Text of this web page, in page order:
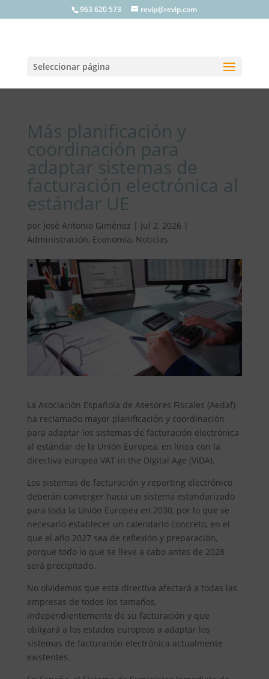
963 620 573 revip@revip.com
Seleccionar página
Más planificación y
coordinación para
adaptar sistemas de
facturación electrónica al
estándar UE
por José Antonio Giménez | Jul 2, 2026 |
Administración, Economía, Noticias
La Asociación Española de Asesores Fiscales (Aedaf)
ha reclamado mayor planificación y coordinación
para adaptar los sistemas de facturación electrónica
al estándar de la Unión Europea, en línea con la
directiva europea VAT in the Digital Age (ViDA).
Los sistemas de facturación y reporting electrónico
deberán converger hacia un sistema estandarizado
para toda la Unión Europea en 2030, por lo que ve
necesario establecer un calendario concreto, en el
que el año 2027 sea de reflexión y preparación,
porque todo lo que se lleve a cabo antes de 2028
será precipitado.
No olvidemos que esta directiva afectará a todas las
empresas de todos los tamaños,
independientemente de su facturación y que
obligará a los estados europeos a adaptar los
sistemas de facturación electrónica actualmente
existentes.